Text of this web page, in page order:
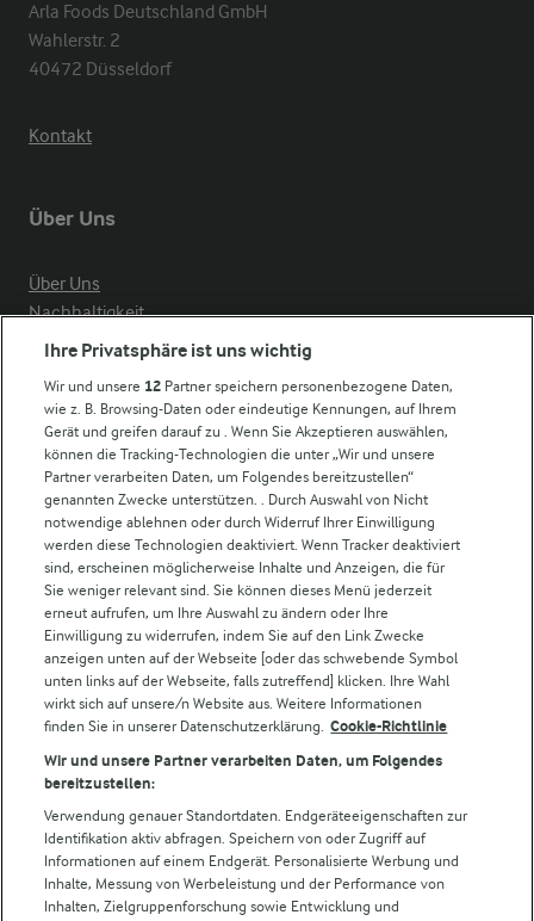
Arla Foods Deutschland GmbH
Wahlerstr. 2
40472 Düsseldorf
Kontakt
Über Uns
Über Uns
Nachhaltigkeit
Compliance
Arla in anderen Ländern
Weitere Arla Websites
Castello
Lurpak
Arla Pro
Für unsere Landwirt:innen
Folge uns!
Ihre Privatsphäre ist uns wichtig
Wir und unsere 12 Partner speichern personenbezogene Daten,
wie z. B. Browsing-Daten oder eindeutige Kennungen, auf Ihrem
Gerät und greifen darauf zu . Wenn Sie Akzeptieren auswählen,
können die Tracking-Technologien die unter „Wir und unsere
Partner verarbeiten Daten, um Folgendes bereitzustellen“
genannten Zwecke unterstützen. . Durch Auswahl von Nicht
notwendige ablehnen oder durch Widerruf Ihrer Einwilligung
werden diese Technologien deaktiviert. Wenn Tracker deaktiviert
sind, erscheinen möglicherweise Inhalte und Anzeigen, die für
Sie weniger relevant sind. Sie können dieses Menü jederzeit
erneut aufrufen, um Ihre Auswahl zu ändern oder Ihre
Einwilligung zu widerrufen, indem Sie auf den Link Zwecke
anzeigen unten auf der Webseite [oder das schwebende Symbol
unten links auf der Webseite, falls zutreffend] klicken. Ihre Wahl
wirkt sich auf unsere/n Website aus. Weitere Informationen
finden Sie in unserer Datenschutzerklärung. Cookie-Richtlinie
Wir und unsere Partner verarbeiten Daten, um Folgendes
bereitzustellen:
Verwendung genauer Standortdaten. Endgeräteeigenschaften zur
Identifikation aktiv abfragen. Speichern von oder Zugriff auf
Informationen auf einem Endgerät. Personalisierte Werbung und
Inhalte, Messung von Werbeleistung und der Performance von
Inhalten, Zielgruppenforschung sowie Entwicklung und